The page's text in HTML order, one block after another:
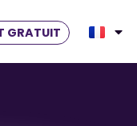
GRATUIT